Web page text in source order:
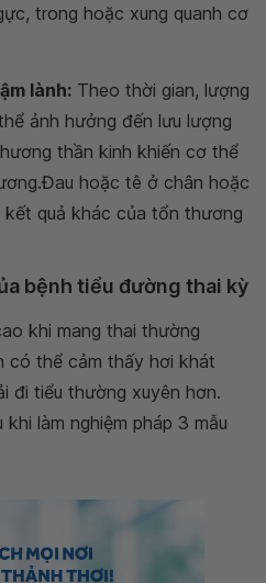
trong hoặc xung quanh cơ
lành: Theo thời gian, lượng
ảnh hưởng đến lưu lượng
thần kinh khiến cơ thể
hoặc tê ở chân hoặc
quả khác của tổn thương
bệnh tiểu đường thai kỳ
khi mang thai thường
có thể cảm thấy hơi khát
đi tiểu thường xuyên hơn.
làm nghiệm pháp 3 mẫu